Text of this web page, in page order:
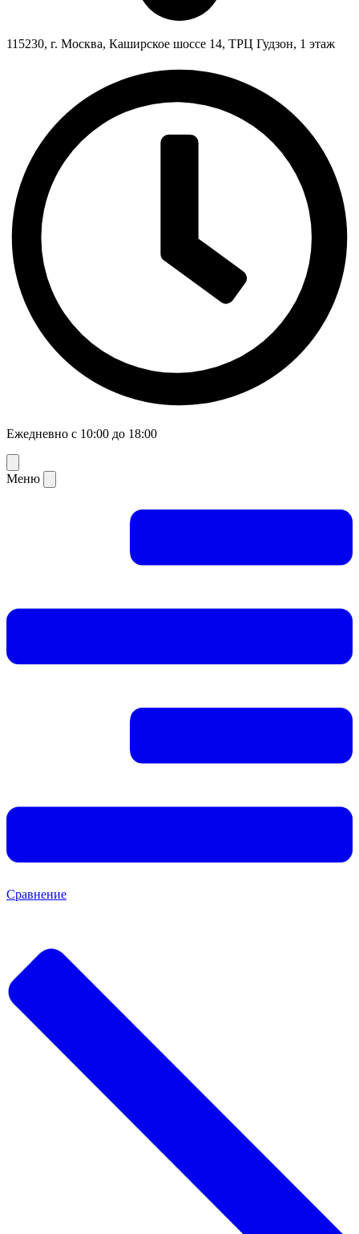
115230, г. Москва, Каширское шоссе 14, ТРЦ Гудзон, 1 этаж
Ежедневно с 10:00 до 18:00
Меню
Сравнение